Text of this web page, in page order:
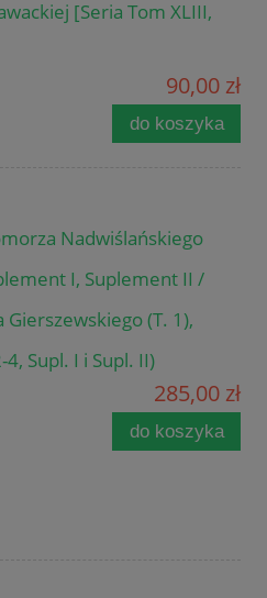
[Seria Tom XLIII,
90,00 zł
do koszyka
Nadwiślańskiego
I, Suplement II /
Gierszewskiego (T. 1),
Supl. I i Supl. II)
285,00 zł
do koszyka